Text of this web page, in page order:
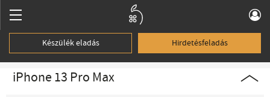
Készülék eladás Hirdetésfeladás
iPhone 13 Pro Max